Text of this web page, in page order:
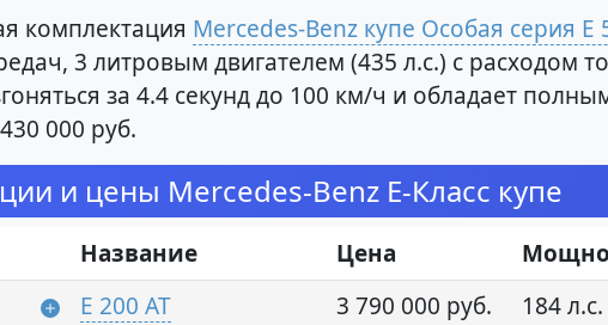
комплектация Mercedes-Benz купе Особая серия E
3 литровым двигателем (435 л.с.) с расходом
за 4.4 секунд до 100 км/ч и обладает
000 руб.
и цены Mercedes-Benz E-Класс купе
Название Цена
E 200 AT 3 790 000 руб. 184 л.с.